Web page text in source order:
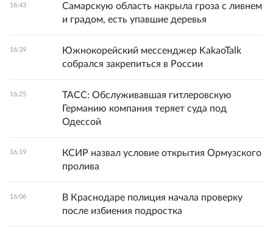
16:43
Самарскую область накрыла гроза с ливнем
и градом, есть упавшие деревья
16:39
Южнокорейский мессенджер KakaoTalk
собрался закрепиться в России
16:25
ТАСС: Обслуживавшая гитлеровскую
Германию компания теряет суда под
Одессой
16:19
КСИР назвал условие открытия Ормузского
пролива
16:06
В Краснодаре полиция начала проверку
после избиения подростка